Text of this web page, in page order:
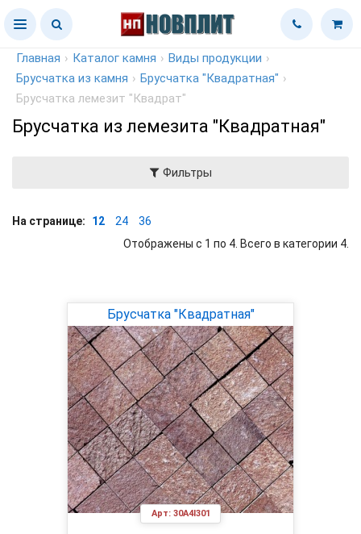
Главная › Каталог камня › Виды продукции ›
Брусчатка из камня › Брусчатка "Квадратная" ›
Брусчатка лемезит "Квадрат"
Брусчатка из лемезита "Квадратная"
Фильтры
На странице: 12 24
36
Отображены с 1 по 4. Всего в категории 4.
Арт: 30A4I301
Брусчатка "Квадратная"